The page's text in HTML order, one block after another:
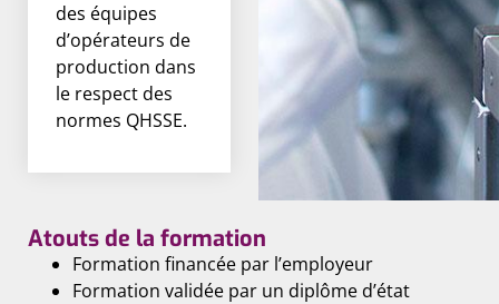
des équipes
d’opérateurs de
production dans
le respect des
normes QHSSE.
Atouts de la formation
Formation financée par l’employeur
Formation validée par un diplôme d’état